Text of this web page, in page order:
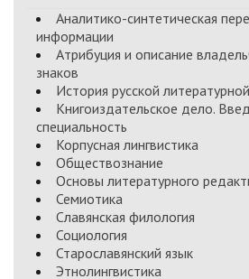
Аналитико-синтетическая
информации
Атрибуция и описание
знаков
История русской
Книгоиздательское дело.
специальность
Корпусная лингвистика
Обществознание
Основы литературного
Семиотика
Славянская филология
Социология
Старославянский язык
Этнолингвистика